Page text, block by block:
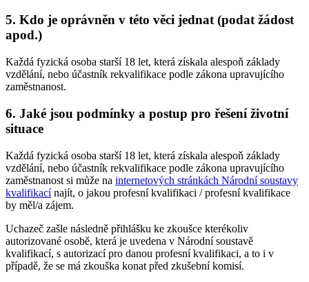
5. Kdo je oprávněn v této věci jednat (podat žádost
apod.)
Každá fyzická osoba starší 18 let, která získala alespoň základy
vzdělání, nebo účastník rekvalifikace podle zákona upravujícího
zaměstnanost.
6. Jaké jsou podmínky a postup pro řešení životní
situace
Každá fyzická osoba starší 18 let, která získala alespoň základy
vzdělání, nebo účastník rekvalifikace podle zákona upravujícího
zaměstnanost si může na internetových stránkách Národní soustavy
kvalifikacínajít, o jakou profesní kvalifikaci / profesní kvalifikace
by měl/a zájem.
Uchazeč zašle následně přihlášku ke zkoušce kterékoliv
autorizované osobě, která je uvedena v Národní soustavě
kvalifikací, s autorizací pro danou profesní kvalifikaci, a to i v
případě, že se má zkouška konat před zkušební komisí.